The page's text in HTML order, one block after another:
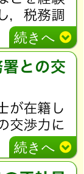
続きへ
続きへ